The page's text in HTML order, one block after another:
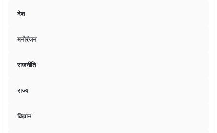
देश
मनोरंजन
राजनीति
राज्य
विज्ञान